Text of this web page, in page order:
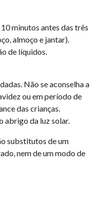
minutos antes das três
almoço e jantar).
de líquidos.
Não se aconselha a
ou em período de
das crianças.
abrigo da luz solar.
substitutos de um
nem de um modo de